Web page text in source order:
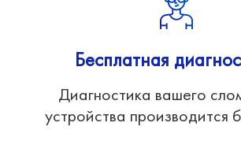
Бесплатная
Диагностика вашего
устройства производится